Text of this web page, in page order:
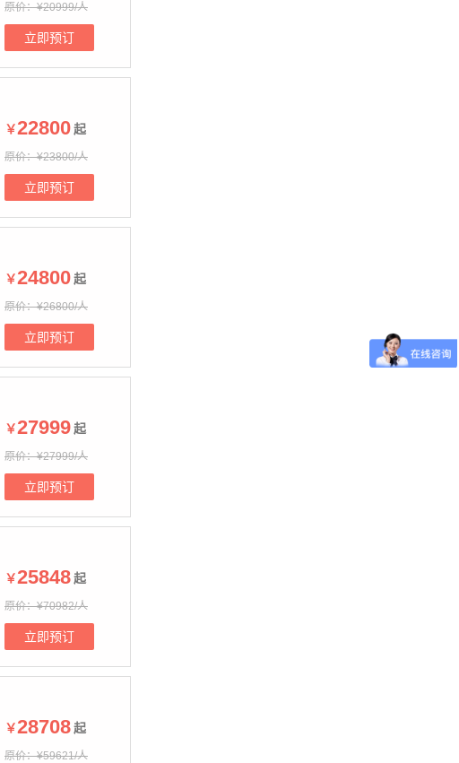
原价：¥20999/人
立即预订
￥22800起
原价：¥23800/人
立即预订
￥24800起
原价：¥26800/人
立即预订
￥27999起
原价：¥27999/人
立即预订
￥25848起
原价：¥70982/人
立即预订
￥28708起
原价：¥59621/人